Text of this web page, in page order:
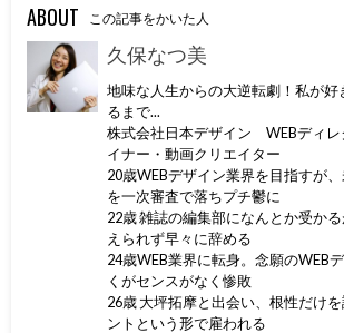
ABOUT この記事をかいた人
久保なつ美
地味な人生からの大逆転劇！私が好
るまで...
株式会社日本デザイン WEBディレ
イナー・動画クリエイター
20歳WEBデザイン業界を目指すが
を一次審査で落ちプチ鬱に
22歳 雑誌の編集部になんとか受か
えられず早々に辞める
24歳WEB業界に転身。念願のWEB
くがセンスがなく惨敗
26歳 大坪拓摩と出会い、根性だけ
ントという形で雇われる